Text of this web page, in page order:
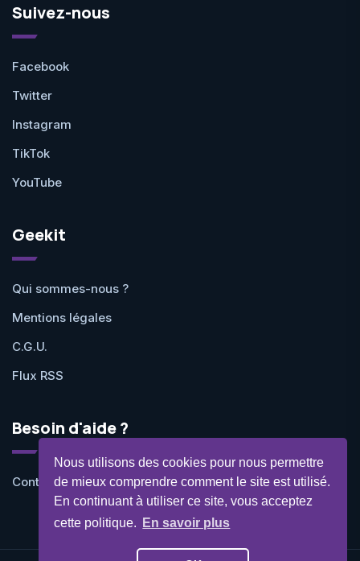
Nous utilisons des cookies pour nous permettre
de mieux comprendre comment le site est utilisé.
En continuant à utiliser ce site, vous acceptez
cette politique.
En savoir plus
Suivez-nous
Facebook
Twitter
Instagram
TikTok
YouTube
Geekit
Qui sommes-nous ?
Mentions légales
C.G.U.
Flux RSS
Besoin d'aide ?
Contactez-nous